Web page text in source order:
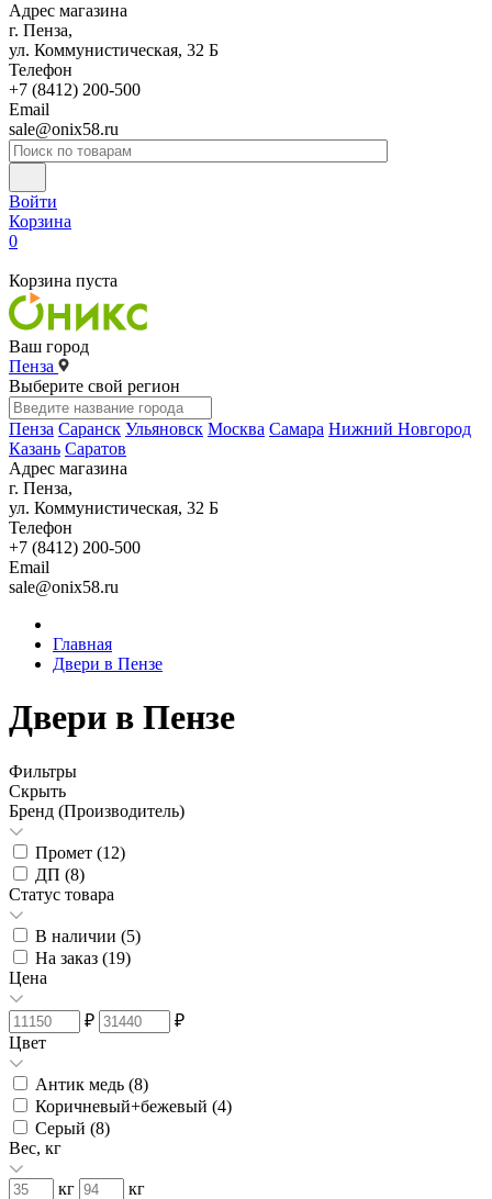
Адрес магазина
г. Пенза,
ул. Коммунистическая, 32 Б
Телефон
+7 (8412) 200-500
Email
sale@onix58.ru
Войти
Корзина
0
Корзина пуста
Ваш город
Пенза
Выберите свой регион
Пенза Саранск Ульяновск Москва Самара Нижний Новгород
Казань Саратов
Адрес магазина
г. Пенза,
ул. Коммунистическая, 32 Б
Телефон
+7 (8412) 200-500
Email
sale@onix58.ru
Главная
Двери в Пензе
Двери в Пензе
Фильтры
Скрыть
Бренд (Производитель)
Промет (12)
ДП (8)
Статус товара
В наличии (5)
На заказ (19)
Цена
₽
₽
Цвет
Антик медь (8)
Коричневый+бежевый (4)
Серый (8)
Вес, кг
кг
кг